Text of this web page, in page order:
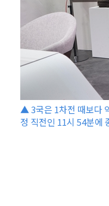
▲ 3국은 1차전 때보다
정 직전인 11시 54분에